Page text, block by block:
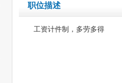
职位描述
工资计件制，多劳多得